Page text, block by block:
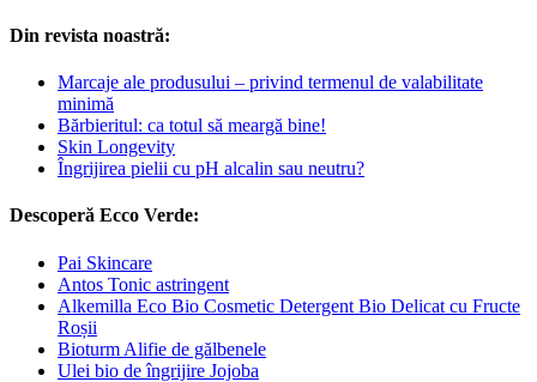
Din revista noastră:
Marcaje ale produsului – privind termenul de valabilitate
minimă
Bărbieritul: ca totul să meargă bine!
Skin Longevity
Îngrijirea pielii cu pH alcalin sau neutru?
Descoperă Ecco Verde:
Pai Skincare
Antos Tonic astringent
Alkemilla Eco Bio Cosmetic Detergent Bio Delicat cu Fructe
Roșii
Bioturm Alifie de gălbenele
Ulei bio de îngrijire Jojoba